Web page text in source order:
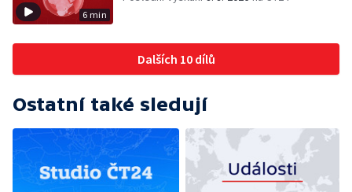
6 min
Dalších 10 dílů
Ostatní také sledují